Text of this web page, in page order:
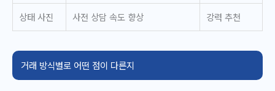
상태 사진 사전 상담 속도 향상 강력 추천
거래 방식별로 어떤 점이 다른지